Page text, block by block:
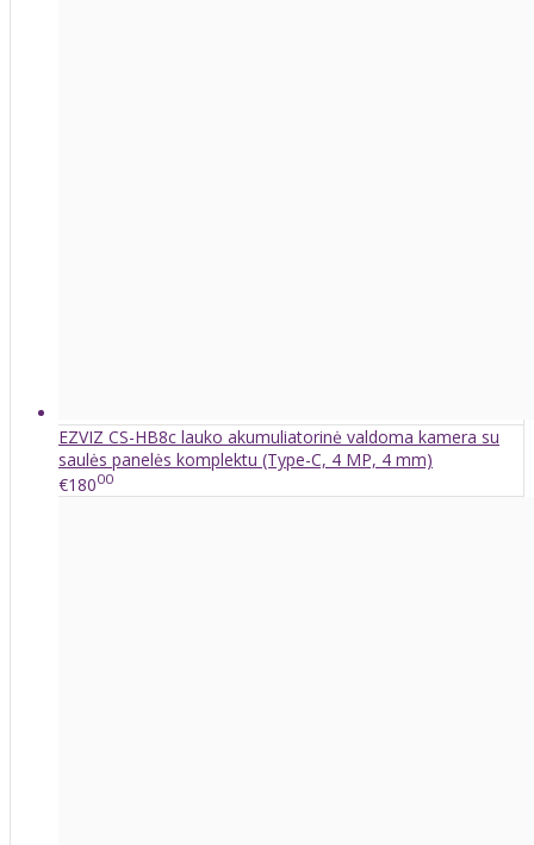
EZVIZ CS-HB8c lauko akumuliatorinė valdoma kamera su
saulės panelės komplektu (Type-C, 4 MP, 4 mm)
€18000